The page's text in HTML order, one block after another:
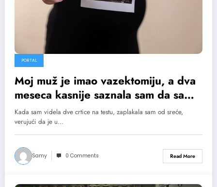
PORTAL
Moj muž je imao vazektomiju, a dva
meseca kasnije saznala sam da sam
trudna. Nazvao me je nevernom,
ostavio me zbog druge žene… ali još
uvek nisam znala da me najteži
udarac čeka na ultrazvuku
Kada sam videla dve crtice na testu, zaplakala sam od sreće,
verujući da je u…
Samy 0 Comments Read More